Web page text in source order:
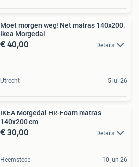
Moet morgen weg! Net matras 140x200,
Ikea Morgedal
€ 40,00 Details
Utrecht 5 jul 26
IKEA Morgedal HR-Foam matras
140x200 cm
€ 30,00 Details
Heemstede 10 jun 26